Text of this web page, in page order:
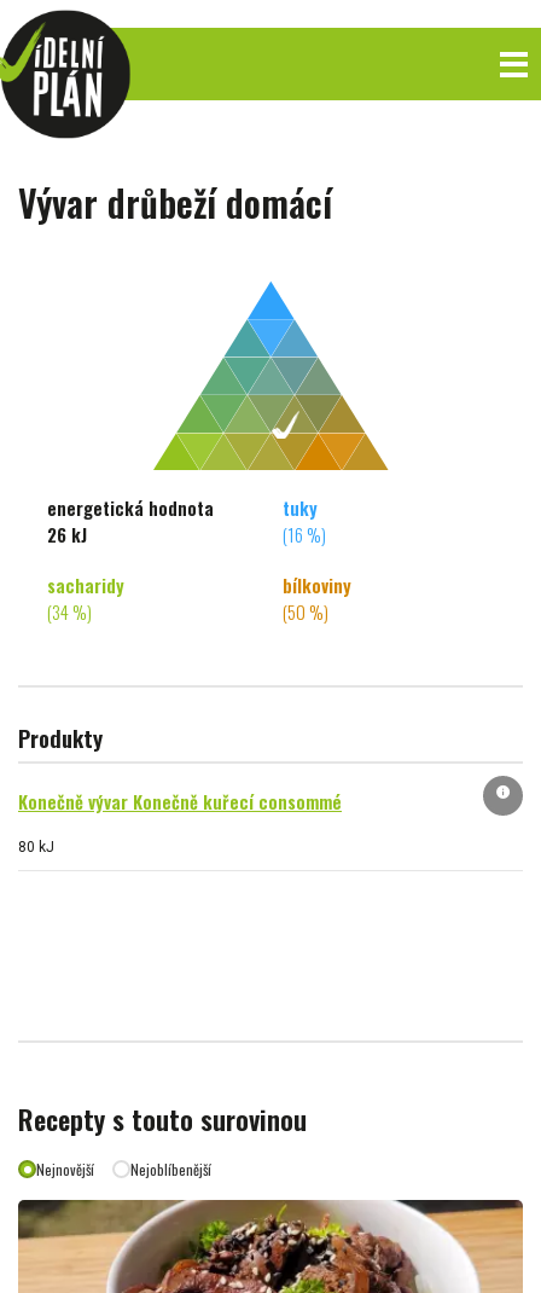
Vývar drůbeží domácí
energetická hodnota
26 kJ
tuky
(16 %)
sacharidy
(34 %)
bílkoviny
(50 %)
Produkty
Konečně vývar Konečně kuřecí consommé
80 kJ
info
Recepty s touto surovinou
Nejnovější Nejoblíbenější